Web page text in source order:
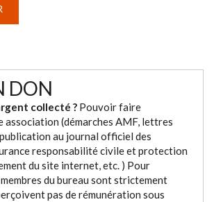
DON
collecté ? Pouvoir faire
(démarches AMF, lettres
au journal officiel des
responsabilité civile et protection
du site internet, etc. ) Pour
du bureau sont strictement
pas de rémunération sous